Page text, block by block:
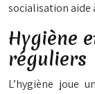
socialisation aide
Hygiène
réguliers
L’hygiène joue